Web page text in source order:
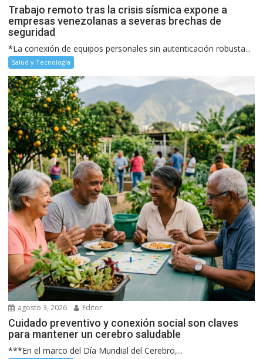
Trabajo remoto tras la crisis sísmica expone a
empresas venezolanas a severas brechas de
seguridad
*La conexión de equipos personales sin autenticación robusta...
Salud y Tecnología
agosto 3, 2026 Editor
Cuidado preventivo y conexión social son claves
para mantener un cerebro saludable
***En el marco del Día Mundial del Cerebro,...